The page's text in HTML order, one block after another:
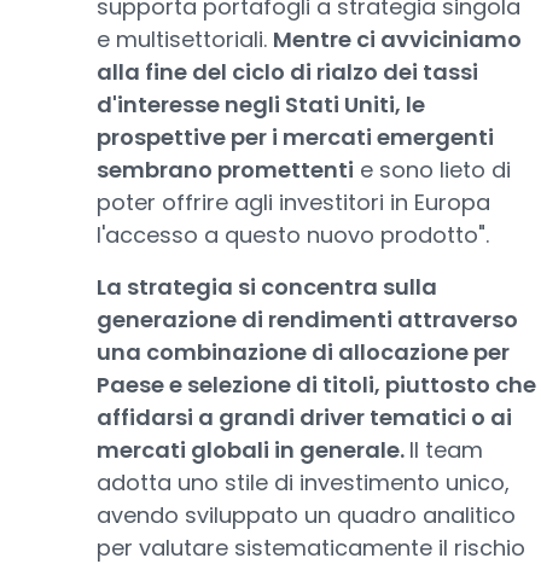
supporta portafogli a strategia singola
e multisettoriali. Mentre ci avviciniamo
alla fine del ciclo di rialzo dei tassi
d'interesse negli Stati Uniti, le
prospettive per i mercati emergenti
sembrano promettenti e sono lieto di
poter offrire agli investitori in Europa
l'accesso a questo nuovo prodotto".
La strategia si concentra sulla
generazione di rendimenti attraverso
una combinazione di allocazione per
Paese e selezione di titoli, piuttosto che
affidarsi a grandi driver tematici o ai
mercati globali in generale. Il team
adotta uno stile di investimento unico,
avendo sviluppato un quadro analitico
per valutare sistematicamente il rischio